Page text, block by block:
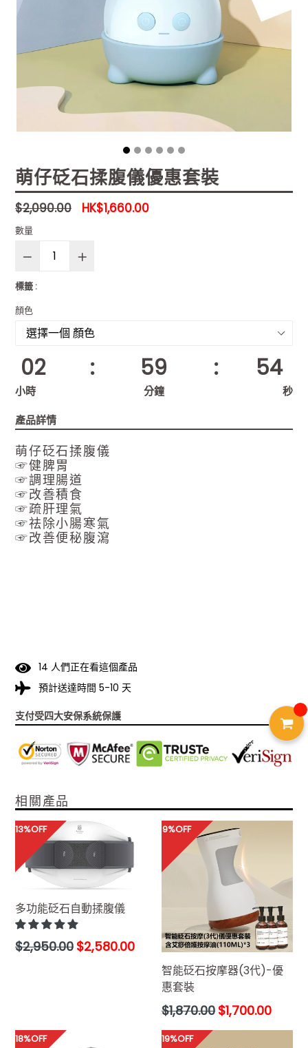
萌仔砭石揉腹儀優惠套裝
售
價
$2,090.00 HK$1,660.00
數量
標籤 :
顏色
02 : 59 : 53
小時 分鐘
秒
產品詳情
萌仔砭石揉腹儀
☞健脾胃
☞調理腸道
☞改善積食
☞疏肝理氣
☞祛除小腸寒氣
☞改善便秘腹瀉
14 人們正在看這個產品
預計送達時間 5-10 天
支付受四大安保系統保護
相關產品
13%OFF
多功能砭石自動揉腹儀
售
$2,950.00 $2,580.00
9%OFF
智能砭石按摩器(3代)-優
惠套裝
售
$1,870.00 $1,700.00
18%OFF 19%OFF